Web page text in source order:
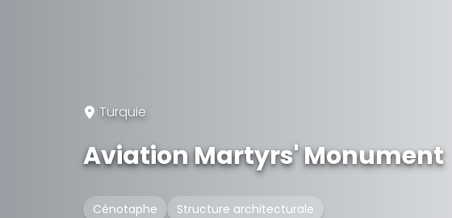
Turquie
Aviation Martyrs' Monument
Cénotaphe Structure architecturale